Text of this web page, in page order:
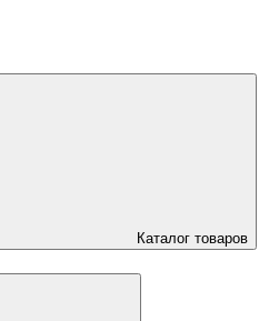
Каталог товаров